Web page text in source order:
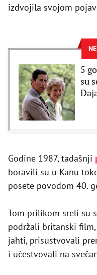
izdvojila svojom
5
su
Godine 1987, tadašnji
boravili su u Kanu
posete povodom 40.
Tom prilikom sreli su
podržali britanski
jahti, prisustvovali
i učestvovali na